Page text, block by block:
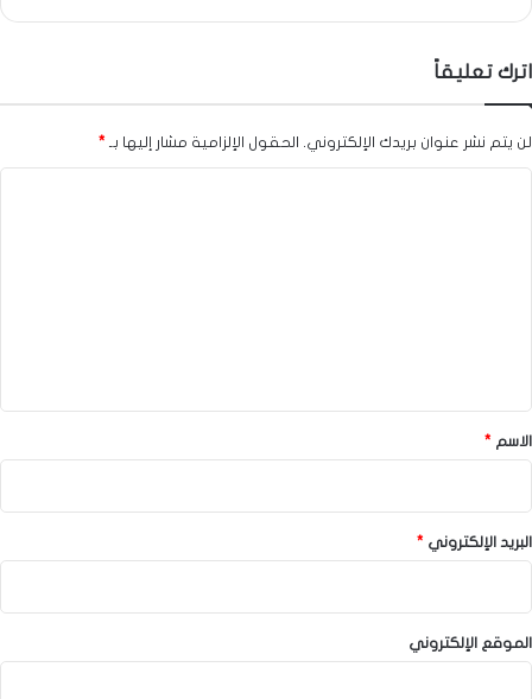
اترك تعليقاً
لن يتم نشر عنوان بريدك الإلكتروني. الحقول الإلزامية مشار إليها بـ *
*
الاسم *
البريد الإلكتروني *
الموقع الإلكتروني